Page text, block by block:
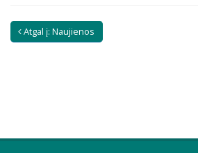
Atgal į: Naujienos